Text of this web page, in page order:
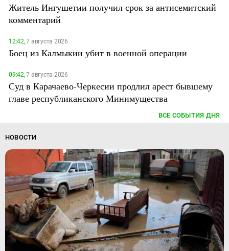
Житель Ингушетии получил срок за антисемитский
комментарий
12:42,7 августа 2026
Боец из Калмыкии убит в военной операции
09:42,7 августа 2026
Суд в Карачаево-Черкесии продлил арест бывшему
главе республиканского Минимущества
ВСЕ СОБЫТИЯ ДНЯ
НОВОСТИ